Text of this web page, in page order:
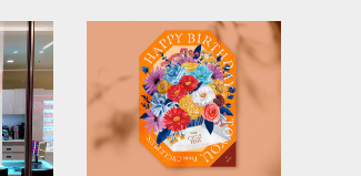
ュ
株式会社ナリス化粧
品 バースデーDM